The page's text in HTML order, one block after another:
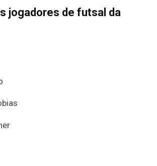
jogadores de futsal da